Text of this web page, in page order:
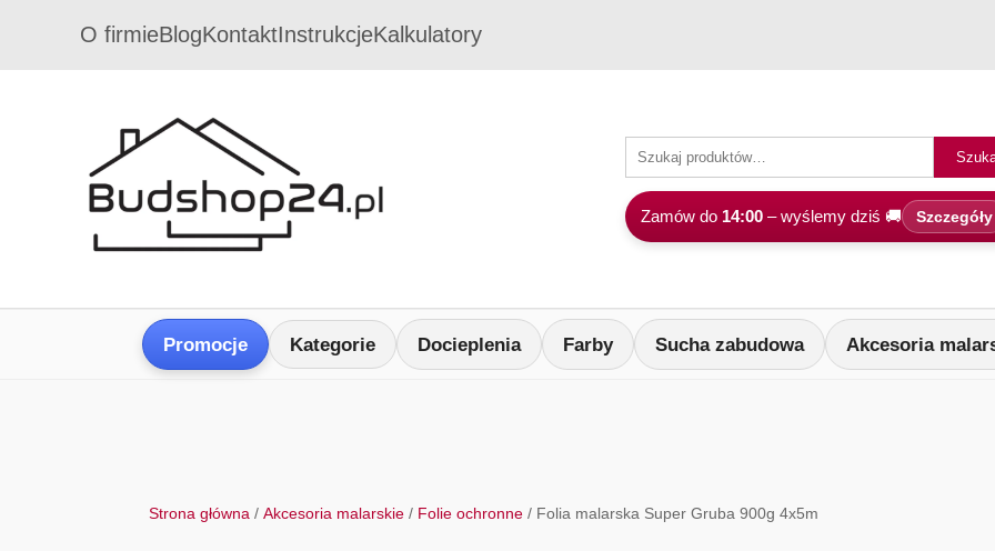
O firmieBlogKontaktInstrukcjeKalkulatory
Zamów do 14:00– wyślemy dziś 🚚 Szczegóły
Promocje Kategorie Docieplenia Farby Sucha zabudowa Akcesoria
Strona główna /Akcesoria malarskie / Folie ochronne / Folia malarska Super Gruba 900g 4x5m